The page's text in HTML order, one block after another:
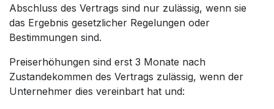
Abschluss des Vertrags sind nur zulässig, wenn sie
das Ergebnis gesetzlicher Regelungen oder
Bestimmungen sind.
Preiserhöhungen sind erst 3 Monate nach
Zustandekommen des Vertrags zulässig, wenn der
Unternehmer dies vereinbart hat und: